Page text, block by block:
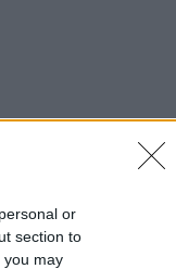
or
section to
you may